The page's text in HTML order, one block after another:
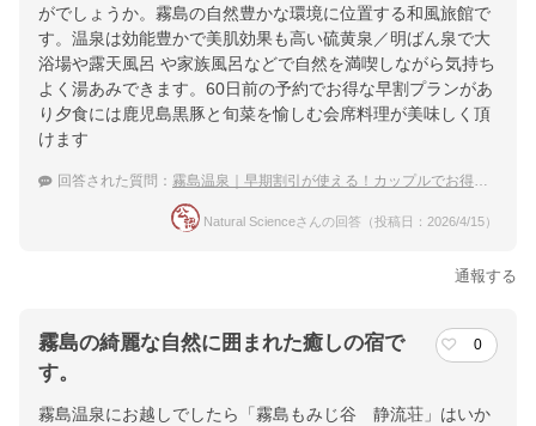
がでしょうか。霧島の自然豊かな環境に位置する和風旅館で
す。温泉は効能豊かで美肌効果も高い硫黄泉／明ばん泉で大
浴場や露天風呂 や家族風呂などで自然を満喫しながら気持ち
よく湯あみできます。60日前の予約でお得な早割プランがあ
り夕食には鹿児島黒豚と旬菜を愉しむ会席料理が美味しく頂
けます
回答された質問： 霧島温泉｜早期割引が使える！カップルでお得に泊まれる宿のおすすめは？
Natural Scienceさんの回答（投稿日：2026/4/15）
通報する
霧島の綺麗な自然に囲まれた癒しの宿で
す。
0
霧島温泉にお越しでしたら「霧島もみじ谷 静流荘」はいか